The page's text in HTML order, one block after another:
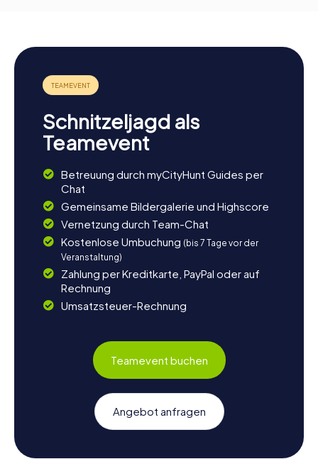
Schnitzeljagd als
Teamevent
Betreuung durch myCityHunt Guides per
Chat
Gemeinsame Bildergalerie und Highscore
Vernetzung durch Team-Chat
Kostenlose Umbuchung (bis 7 Tage vor der
Veranstaltung)
Zahlung per Kreditkarte, PayPal oder auf
Rechnung
Umsatzsteuer-Rechnung
Teamevent buchen
Angebot anfragen